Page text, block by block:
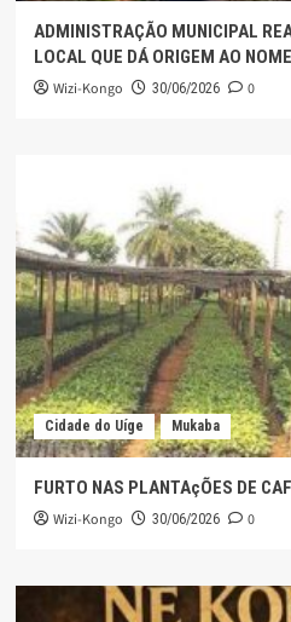
ADMINISTRAÇÃO MUNICIPAL
LOCAL QUE DÁ ORIGEM AO
Wizi-Kongo 30/06/2026 0
Cidade do Uíge Mukaba
FURTO NAS PLANTAçÕES DE
Wizi-Kongo 30/06/2026 0